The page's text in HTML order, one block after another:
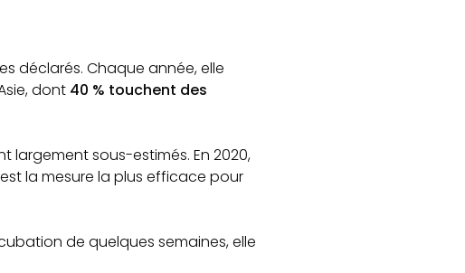
déclarés. Chaque année, elle
dont 40 % touchent des
largement sous-estimés. En 2020,
la mesure la plus efficace pour
de quelques semaines, elle